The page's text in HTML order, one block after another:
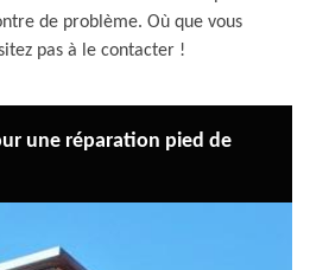
de problème. Où que vous
pas à le contacter !
une réparation pied de